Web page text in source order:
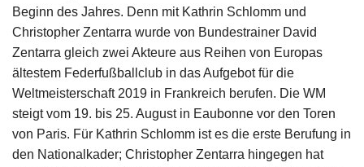
Beginn des Jahres. Denn mit Kathrin Schlomm und
Christopher Zentarra wurde von Bundestrainer David
Zentarra gleich zwei Akteure aus Reihen von Europas
ältestem Federfußballclub in das Aufgebot für die
Weltmeisterschaft 2019 in Frankreich berufen. Die WM
steigt vom 19. bis 25. August in Eaubonne vor den Toren
von Paris. Für Kathrin Schlomm ist es die erste Berufung in
den Nationalkader; Christopher Zentarra hingegen hat